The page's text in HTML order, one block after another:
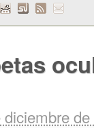
diciembre